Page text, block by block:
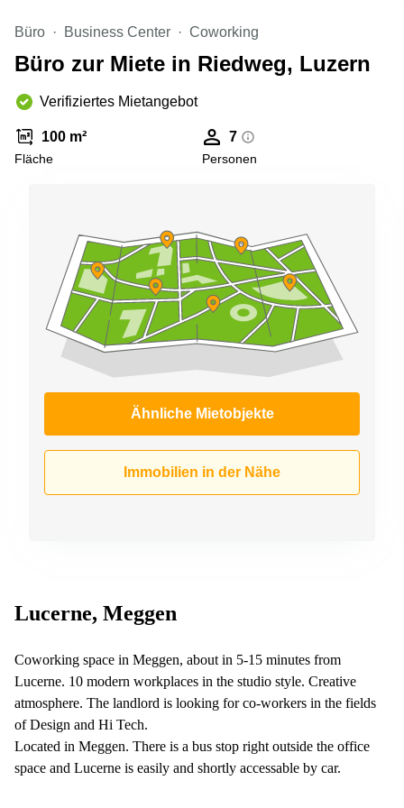
Büro
mieten
Luzern
Business
Zürich
Business
29 Basel
Zugerstrasse
32 Baar
Glärnischstrasse
Werftestrasse
4 Luzern
Büro Business Center Coworking
Büro zur Miete in Riedweg, Luzern
Verifiziertes Mietangebot
100 m²
Fläche
7
Personen
Ähnliche Mietobjekte
Immobilien in der Nähe
Lucerne, Meggen
Coworking space in Meggen, about in 5-15 minutes from
Lucerne. 10 modern workplaces in the studio style. Creative
atmosphere. The landlord is looking for co-workers in the fields
of Design and Hi Tech.
Located in Meggen. There is a bus stop right outside the office
space and Lucerne is easily and shortly accessable by car.